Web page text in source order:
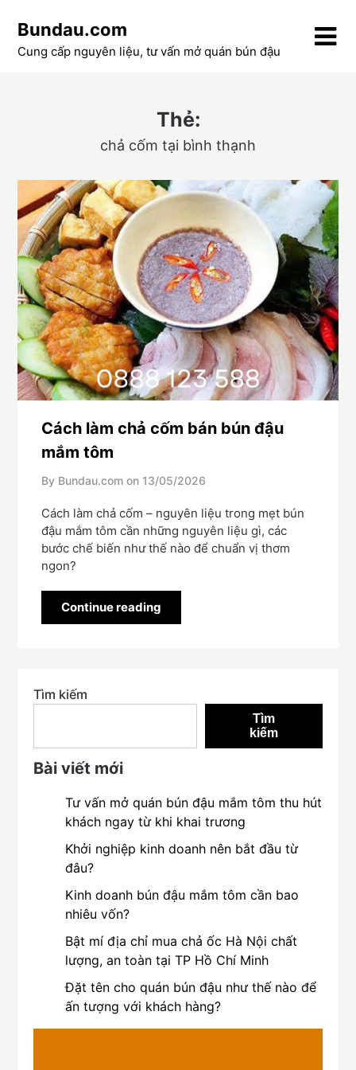
content
Bundau.com
Cung cấp nguyên liệu, tư vấn mở quán bún đậu
Thẻ:
chả cốm tại bình thạnh
Cách làm chả cốm bán bún đậu
mắm tôm
By Bundau.com on 13/05/2026
Cách làm chả cốm – nguyên liệu trong mẹt bún
đậu mắm tôm cần những nguyên liệu gì, các
bước chế biến như thế nào để chuẩn vị thơm
ngon?
Continue reading
Tìm kiếm
Tìm
kiếm
Bài viết mới
Tư vấn mở quán bún đậu mắm tôm thu hút
khách ngay từ khi khai trương
Khởi nghiệp kinh doanh nên bắt đầu từ
đâu?
Kinh doanh bún đậu mắm tôm cần bao
nhiêu vốn?
Bật mí địa chỉ mua chả ốc Hà Nội chất
lượng, an toàn tại TP Hồ Chí Minh
Đặt tên cho quán bún đậu như thế nào để
ấn tượng với khách hàng?